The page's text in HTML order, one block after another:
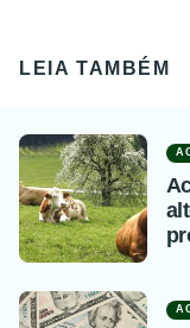
LEIA TAMBÉM